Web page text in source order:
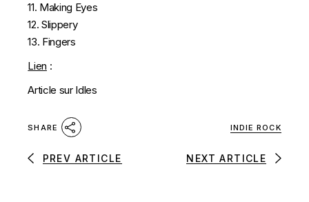
11. Making Eyes
12. Slippery
13. Fingers
Lien :
Article sur Idles
SHARE INDIE ROCK
PREV ARTICLE NEXT ARTICLE